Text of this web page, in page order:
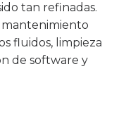
tan refinadas.
fluidos, limpieza
de software y